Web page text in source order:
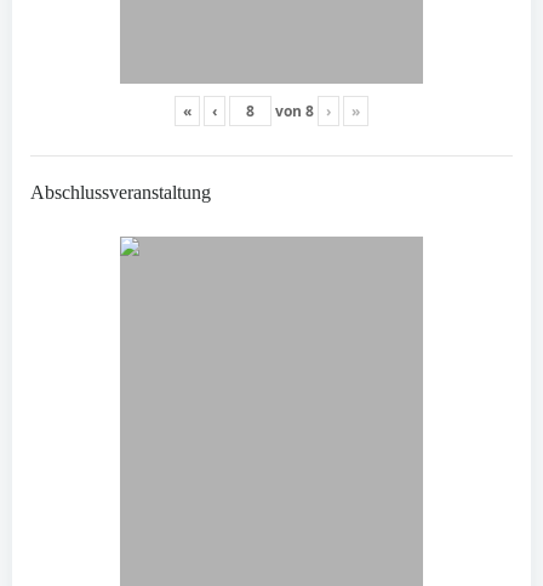
« ‹ von 8 › »
Abschlussveranstaltung